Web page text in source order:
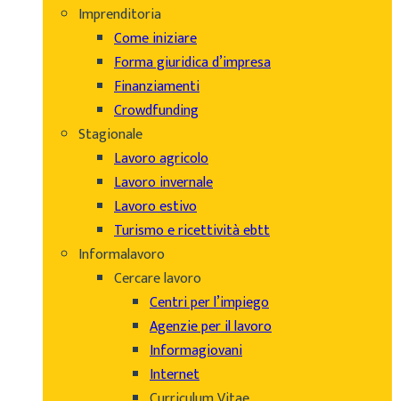
Imprenditoria
Come iniziare
Forma giuridica d’impresa
Finanziamenti
Crowdfunding
Stagionale
Lavoro agricolo
Lavoro invernale
Lavoro estivo
Turismo e ricettività ebtt
Informalavoro
Cercare lavoro
Centri per l’impiego
Agenzie per il lavoro
Informagiovani
Internet